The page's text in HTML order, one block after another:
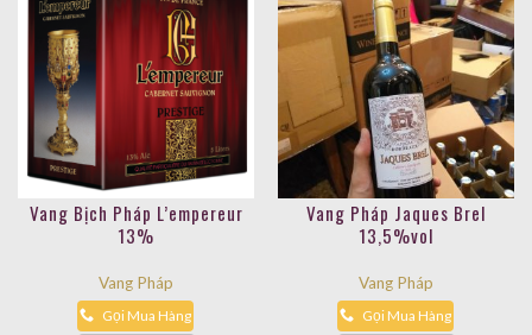
hương thơm cho đến khi thưởng thức rượu. Vị khô là cảm
giác điển hình đối với dòng rượu Bordeaux Supérieur này,
nó thể hiện tất cả sự mạnh mẽ nhất của nó ở trong ly
rượu, nơi mà những hương vị cay nồng mãnh liệt dần dần
nhường vị trí cho hậu vị đậm đà tanin và kéo dài bền bỉ.
Thực phẩm kết hợp:
Steak entrecôte marchand de vin (nước sốt rượu đỏ và
hành khô)
Thịt cừu nướng với gia vị và tỏi.
Thịt bò và thịt nai
Vang Bịch Pháp L’empereur
13%
Vang Pháp
Gọi Mua Hàng
Vang Pháp Jaques Brel
13,5%vol
Vang Pháp
Gọi Mua Hàng